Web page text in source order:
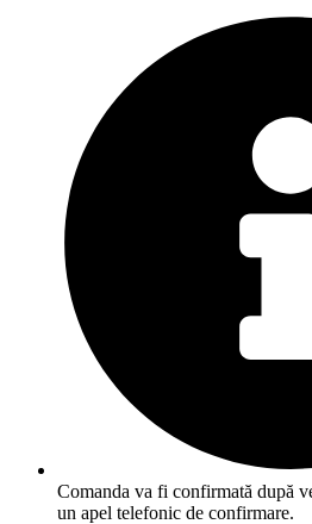
Comanda va fi confirmată după
un apel telefonic de confirmare.